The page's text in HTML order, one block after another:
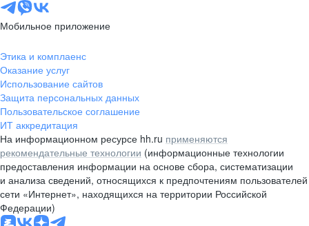
Мобильное приложение
Этика и комплаенс
Оказание услуг
Использование сайтов
Защита персональных данных
Пользовательское соглашение
ИТ аккредитация
На информационном ресурсе hh.ru применяются
рекомендательные технологии (информационные технологии
предоставления информации на основе сбора, систематизации
и анализа сведений, относящихся к предпочтениям пользователей
сети «Интернет», находящихся на территории Российской
Федерации)